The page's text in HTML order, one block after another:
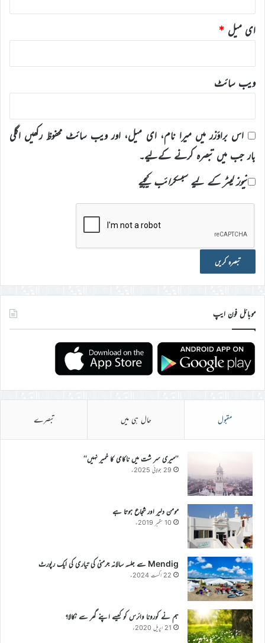
ای میل *
ویب‌ سائٹ
اس براؤزر میں میرا نام، ای میل، اور ویب سائٹ محفوظ رکھیں اگلی
بار جب میں تبصرہ کرنے کےلیے۔
نیوز لیٹر کے لیے سبسکرائب کیجیے
موبائل فون ایپ
مقبول حال ہی میں تبصرے
’’میری سر شت میں ناکامی کا خمیر نہیں‘‘
29 جولائی 2025ء
مومن دلیر اور شجاع ہوتا ہے
10 ستمبر 2019ء
Mendig سے جلسہ سالانہ جرمنی کی تیاری کی ایک رپورٹ
22 اگست 2024ء
ہم نے کورونا وائرس کو کیسے اپنے گھر سے نکالا؟
21 اپریل 2020ء